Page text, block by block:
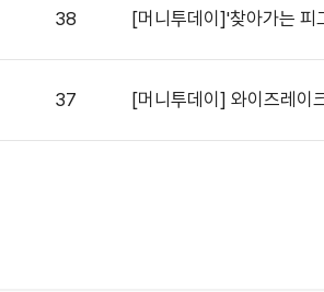
38 [머니투데이]'찾아가는 피
37 [머니투데이] 와이즈레이